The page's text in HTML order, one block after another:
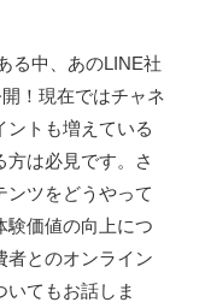
る中、あのLINE社
！現在ではチャネ
ントも増えている
は必見です。さ
ンツをどうやって
験価値の向上につ
者とのオンライン
いてもお話しま